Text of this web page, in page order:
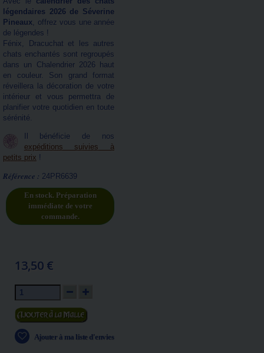
légendaires 2026 de Séverine
Pineaux, offrez vous une année
de légendes !
Fénix, Dracuchat et les autres
chats enchantés sont regroupés
dans un Chalendrier 2026 haut
en couleur. Son grand format
réveillera la décoration de votre
intérieur et vous permettra de
planifier votre quotidien en toute
sérénité.
Il bénéficie de nos
expéditions suivies à
petits prix !
Référence : 24PR6639
En stock. Préparation
immédiate de votre
commande.
13,50 €
Ajouter au panier
Ajouter à ma liste d'envies